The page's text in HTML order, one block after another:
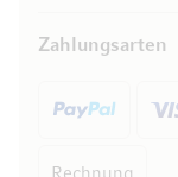
Zahlungsarten